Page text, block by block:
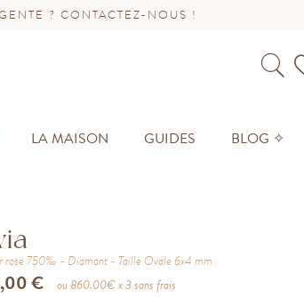
? CONTACTEZ-NOUS !
LA MAISON GUIDES BLOG ✧
rose 750‰ Diamant Taille Ovale 6x4 mm
€ ou860.00€ x 3 sans frais